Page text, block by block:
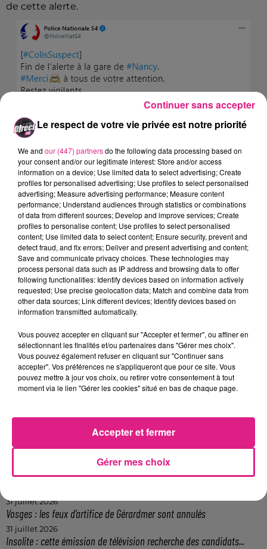
de cette alerte.
A Metz, un colis suspect avait déjà fait l'actualité ce
vendredi 30 octobre 2020 au niveau del'Eglise
Saint-Martin. Ici aussi,un sac de voyage a été
abandonné. Il avait ensuite été découvert par
prêtredu monument religieux.
FIL ACTUS
5 août 2026
Casting de Woof : l'Euro-Métropole de Metz part à la recherche de...
4 août 2026
4 août 2026
Officiel : le lac de Madine reporte son feu d’artifice
4 août 2026
Eclipse Solaire du 12 août : où voir ce phénomène en Lorraine ?
31 juillet 2026
31 juillet 2026
Vosges : les feux d’artifice de Gérardmer sont annulés
31 juillet 2026
Insolite : cette émission de télévision recherche des candidats...
Le respect de votre vie privée est notre priorité
We and our (447) partnersdo the following data processing based on
your consent and/or our legitimate interest: Store and/or access
information on a device; Use limited data to select advertising; Create
profiles for personalised advertising; Use profiles to select personalised
advertising; Measure advertising performance; Measure content
performance; Understand audiences through statistics or combinations
of data from different sources; Develop and improve services; Create
profiles to personalise content; Use profiles to select personalised
content; Use limited data to select content; Ensure security, prevent and
detect fraud, and fix errors; Deliver and present advertising and content;
Save and communicate privacy choices. These technologies may
process personal data such as IP address and browsing data to offer
following functionalities: Identify devices based on information actively
requested; Use precise geolocation data; Match and combine data from
other data sources; Link different devices; Identify devices based on
information transmitted automatically.
Vous pouvez accepter en cliquant sur "Accepter et fermer", ou affiner en
sélectionnant les finalités et/ou partenaires dans "Gérer mes choix".
Vous pouvez également refuser en cliquant sur "Continuer sans
accepter". Vos préférences ne s'appliqueront que pour ce site. Vous
pouvez mettre à jour vos choix, ou retirer votre consentement à tout
moment via le lien "Gérer les cookies" situé en bas de chaque page.
Gérer mes choix
Accepter et fermer
Continuer sans accepter